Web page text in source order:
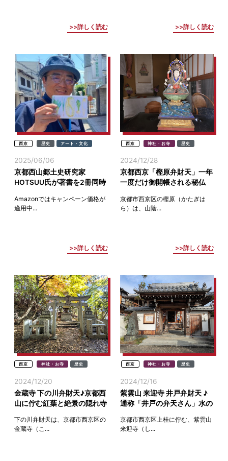
詳しく読む 詳しく読む
西京 歴史 アート・文化
2025/06/06
京都西山郷土史研究家
HOTSUU氏が著書を2冊同時
Amazonではキャンペーン価格が
適用中...
詳しく読む
西京 神社・お寺 歴史
2024/12/28
京都西京「樫原弁財天」一年
一度だけ御開帳される秘仏
京都市西京区の樫原（かたぎは
ら）は、山陰...
詳しく読む
西京 神社・お寺 歴史
2024/12/20
金蔵寺 下の川弁財天♪京都西
山に佇む紅葉と絶景の隠れ寺
下の川弁財天は、京都市西京区の
金蔵寺（こ...
西京 神社・お寺 歴史
2024/12/16
紫雲山 来迎寺 井戸弁財天 ♪
通称「井戸の弁天さん」水の
京都市西京区上桂に佇む、紫雲山
来迎寺（し...